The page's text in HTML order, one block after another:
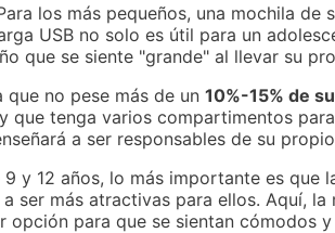
los más pequeños, una mochila de
USB no solo es útil para un
que se siente "grande" al llevar su
que no pese más de un 10%-15% de
que tenga varios compartimentos
a ser responsables de su
y 12 años, lo más importante es
ser más atractivas para ellos. Aquí,
para que se sientan cómodos